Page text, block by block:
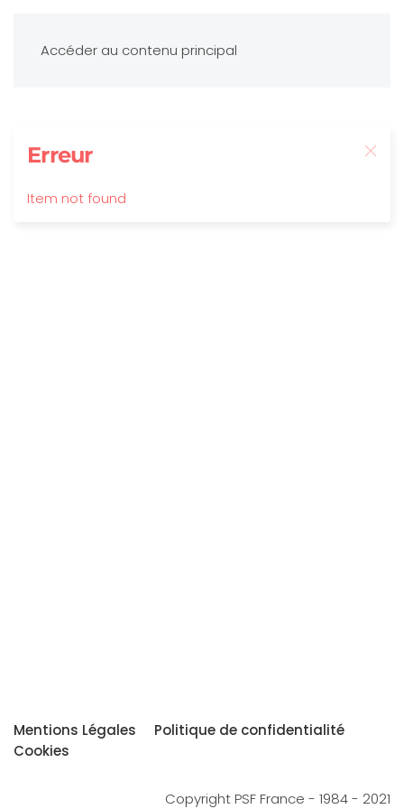
Accéder au contenu principal
Erreur
Item not found
Mentions Légales
Politique de confidentialité
Cookies
Copyright PSF France - 1984 - 2021